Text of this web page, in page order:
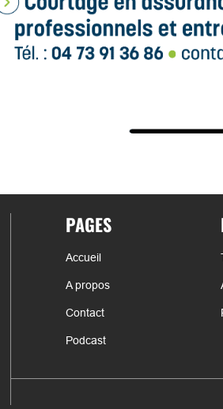
PAGES
Accueil
A propos
Contact
Podcast